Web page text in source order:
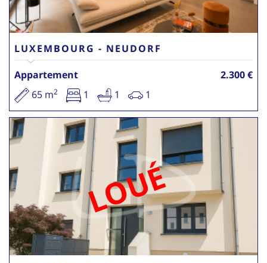
LUXEMBOURG - NEUDORF
Appartement
2.300 €
65 m2 1 1 1
LOUÉ